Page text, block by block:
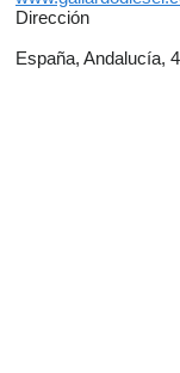
Dirección
España, Andalucía,